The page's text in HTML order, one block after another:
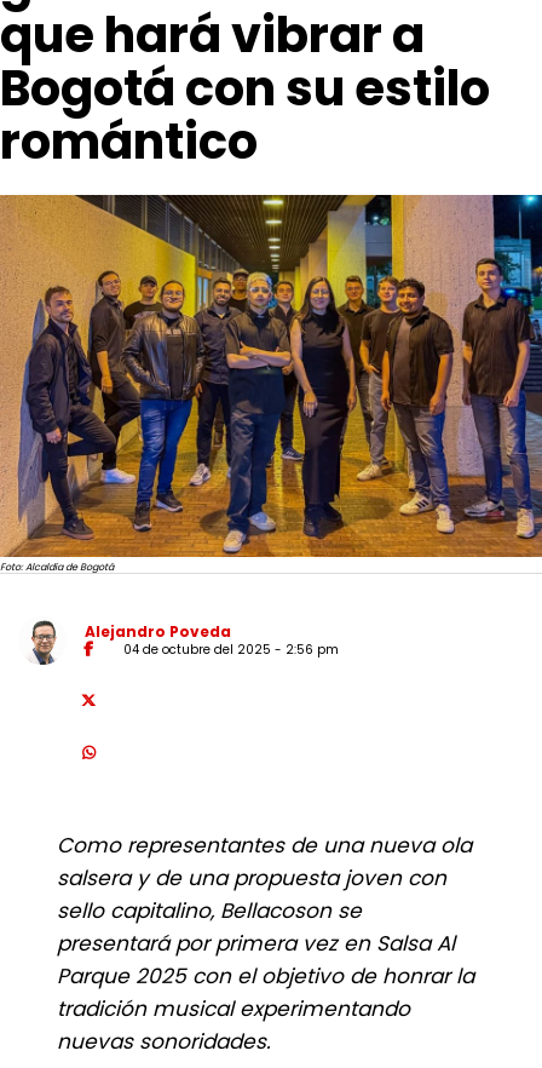
que hará vibrar a
Bogotá con su estilo
romántico
Foto: Alcaldía de Bogotá
Alejandro Poveda
04 de octubre del 2025 - 2:56 pm
Como representantes de una nueva ola
salsera y de una propuesta joven con
sello capitalino, Bellacoson se
presentará por primera vez en Salsa Al
Parque 2025 con el objetivo de honrar la
tradición musical experimentando
nuevas sonoridades.